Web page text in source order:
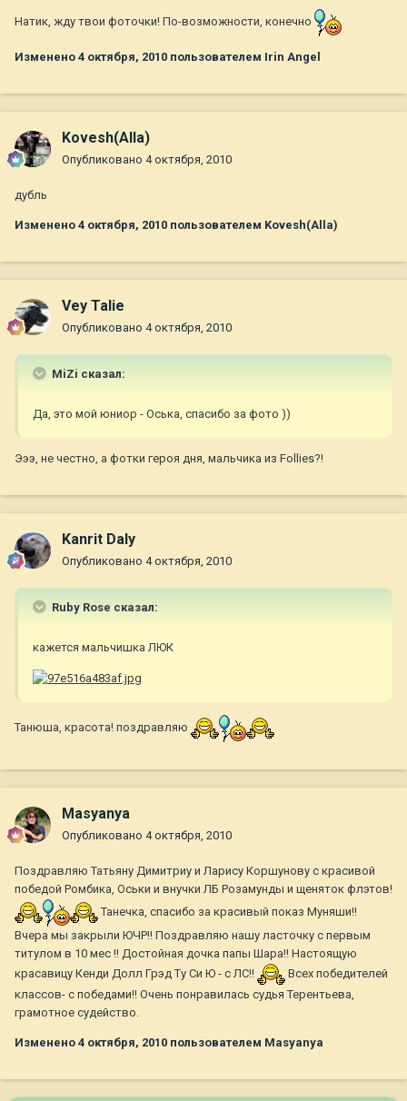
Натик, жду твои фоточки! По-возможности, конечно
Изменено 4 октября, 2010 пользователем Irin Angel
Kovesh(Alla)
Опубликовано 4 октября, 2010
дубль
Изменено 4 октября, 2010 пользователем Kovesh(Alla)
Vey Talie
Опубликовано 4 октября, 2010
MiZi сказал:
Да, это мой юниор - Оська, спасибо за фото ))
Эээ, не честно, а фотки героя дня, мальчика из Follies?!
Kanrit Daly
Опубликовано 4 октября, 2010
Ruby Rose сказал:
кажется мальчишка ЛЮК
Танюша, красота! поздравляю
Masyanya
Опубликовано 4 октября, 2010
Поздравляю Татьяну Димитриу и Ларису Коршунову с красивой
победой Ромбика, Оськи и внучки ЛБ Розамунды и щеняток флэтов!
Танечка, спасибо за красивый показ Муняши!!
Вчера мы закрыли ЮЧР!! Поздравляю нашу ласточку с первым
титулом в 10 мес !! Достойная дочка папы Шара!! Настоящую
красавицу Кенди Долл Грэд Ту Си Ю - с ЛС!!
Всех победителей
классов- с победами!! Очень понравилась судья Терентьева,
грамотное судейство.
Изменено 4 октября, 2010 пользователем Masyanya